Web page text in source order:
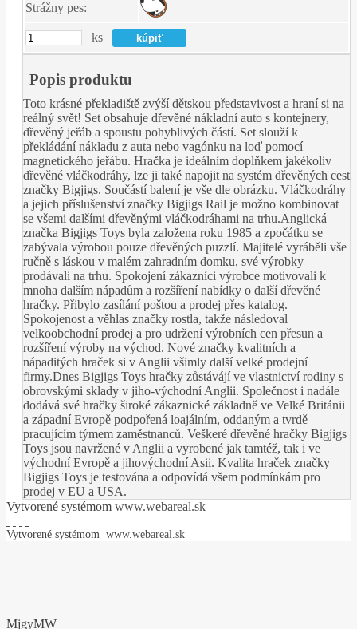
Strážny pes:
ks
Popis produktu
Toto krásné překladiště zvýší dětskou představivost a hraní si na
reálný svět! Set obsahuje dřevěné nákladní auto s kontejnery,
dřevěný jeřáb a spoustu pohyblivých částí. Set slouží k
překládání nákladu z auta nebo vagónku na loď pomocí
magnetického jeřábu. Hračka je ideálním doplňkem jakékoliv
dřevěné vláčkodráhy, lze ji také napojit na systém dřevěných cest
značky Bigjigs. Součástí balení je vše dle obrázku. Vláčkodráhy
a jejich příslušenství značky Bigjigs Rail je možno kombinovat
se všemi dalšími dřevěnými vláčkodráhami na trhu.Anglická
značka Bigjigs Toys byla založena roku 1985 a zpočátku se
zabývala výrobou pouze dřevěných puzzlí. Majitelé vyráběli vše
ručně s láskou v malém zahradním domku, své výrobky
prodávali na trhu. Spokojení zákazníci výrobce motivovali k
mnoha dalším nápadům a rozšíření nabídky o další dřevěné
hračky. Přibylo zasílání poštou a prodej přes katalog.
Spokojenost a věhlas značky rostla, takže následoval
velkoobchodní prodej a pro udržení výrobních cen přesun a
rozšíření výroby na východ. Nové značky kvalitních a
nápaditých hraček si v Anglii všimly další velké prodejní
firmy.Dnes Bigjigs Toys hračky zůstávájí ve vlastnictví rodiny s
obrovskými sklady v jiho-východní Anglii. Společnost i nadále
dodává své hračky široké zákaznické základně ve Velké Británii
a západní Evropě podpořená loajálním, oddaným a tvrdě
pracujícím týmem zaměstnanců. Veškeré dřevěné hračky Bigjigs
Toys jsou navržené v Anglii a vyrobené jak tamtéž, tak i ve
východní Evropě a jihovýchodní Asii. Kvalita hraček značky
Bigjigs Toys je testována a odpovídá všem podmínkám pro
prodej v EU a USA.
Vytvorené systémom www.webareal.sk
Vytvorené systémom www.webareal.sk
MjgyMW